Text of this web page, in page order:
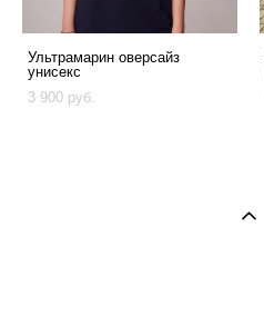
Ультрамарин оверсайз
унисекс
3 900 pуб.